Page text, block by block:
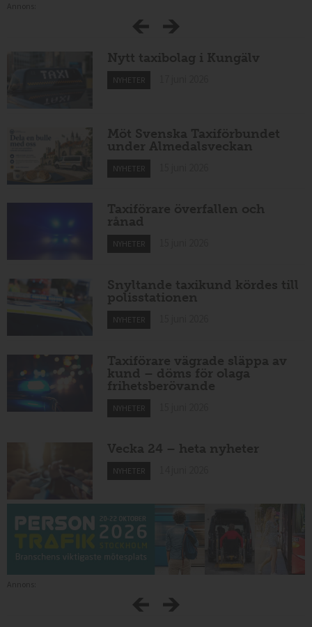
Nytt taxibolag i Kungälv
NYHETER
Möt Svenska Taxiförbundet
under Almedalsveckan
NYHETER
Taxiförare överfallen och
rånad
NYHETER
Snyltande taxikund kördes till
polisstationen
NYHETER
Taxiförare vägrade släppa av
kund – döms för olaga
frihetsberövande
NYHETER
Vecka 24 – heta nyheter
NYHETER